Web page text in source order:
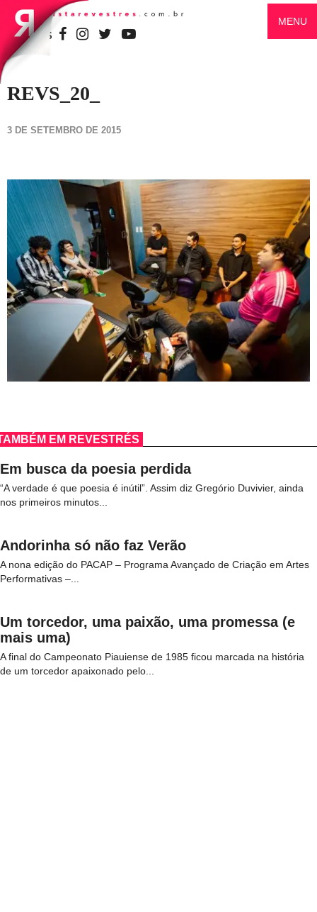
SIGA-NOS
MENU
REVS_20_
3 DE SETEMBRO DE 2015
EM REVESTRÉS
Em busca da poesia perdida
“A verdade é que poesia é inútil”. Assim diz Gregório Duvivier, ainda
nos primeiros minutos...
Andorinha só não faz Verão
A nona edição do PACAP – Programa Avançado de Criação em Artes
Performativas –...
Um torcedor, uma paixão, uma promessa (e
mais uma)
A final do Campeonato Piauiense de 1985 ficou marcada na história
de um torcedor apaixonado pelo...